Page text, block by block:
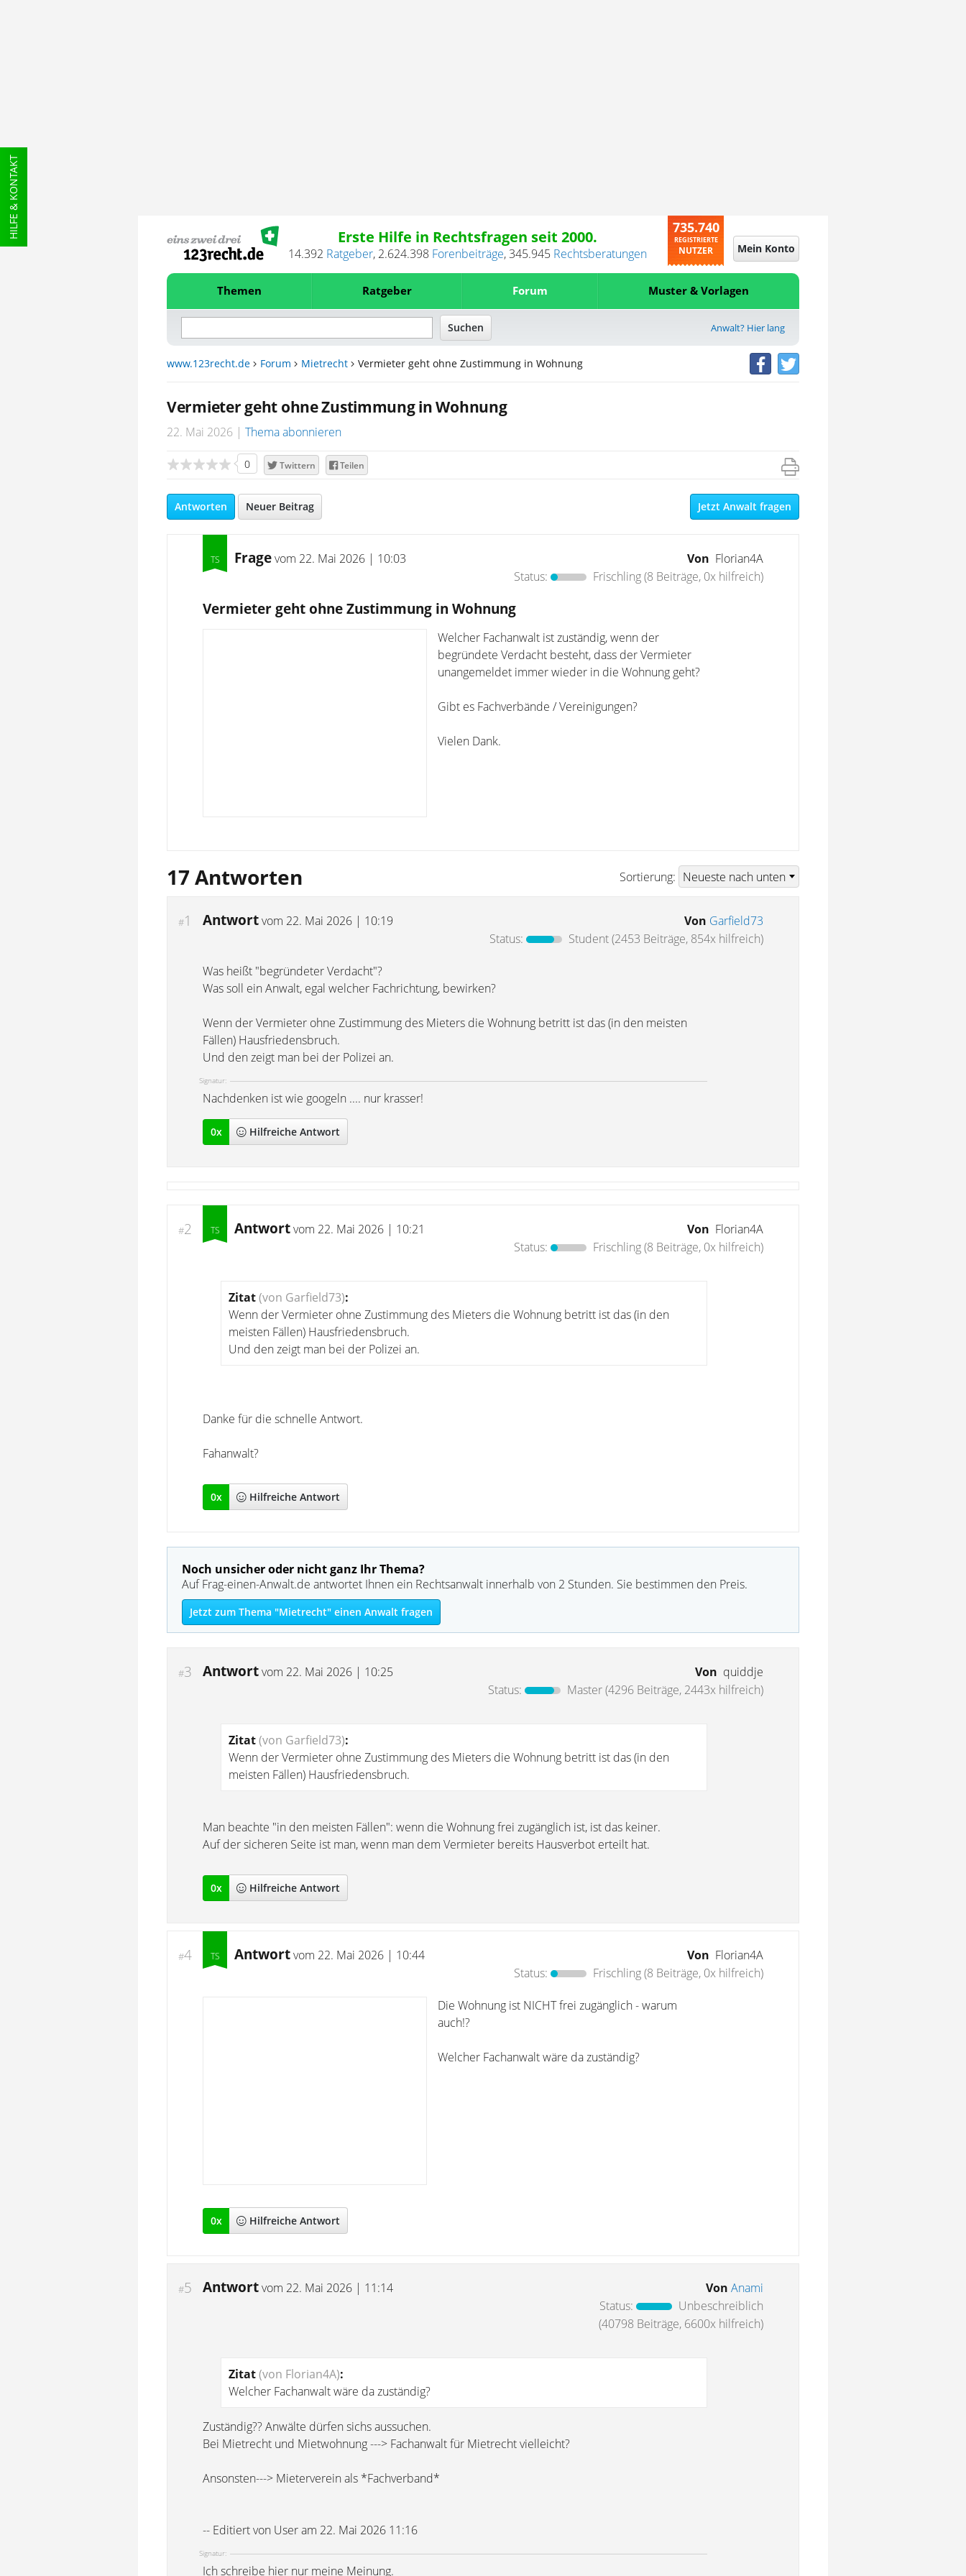
HILFE & KONTAKT Erste Hilfe in Rechtsfragen seit 2000.
14.392 Ratgeber, 2.624.398 Forenbeiträge,345.945 Rechtsberatungen
735.740
REGISTRIERTE
NUTZER Mein Konto
Themen Ratgeber Forum Muster & Vorlagen
Anwalt? Hier lang
www.123recht.de Forum Mietrecht Vermieter geht ohne Zustimmung in Wohnung
Vermieter geht ohne Zustimmung in Wohnung
22. Mai 2026 Thema abonnieren
0 Twittern Teilen
Antworten Neuer Beitrag Jetzt Anwalt fragen
Fragevom 22. Mai 2026 | 10:03 Von Florian4A
Status:
Frischling(8 Beiträge, 0x hilfreich)
Vermieter geht ohne Zustimmung in Wohnung
Welcher Fachanwalt ist zuständig, wenn der
begründete Verdacht besteht, dass der Vermieter
unangemeldet immer wieder in die Wohnung geht?
Gibt es Fachverbände / Vereinigungen?
Vielen Dank.
17 Antworten Sortierung:
#1 Antwortvom 22. Mai 2026 | 10:19 Von Garfield73
Status:
Student(2453 Beiträge, 854x hilfreich)
Was heißt "begründeter Verdacht"?
Was soll ein Anwalt, egal welcher Fachrichtung, bewirken?
Wenn der Vermieter ohne Zustimmung des Mieters die Wohnung betritt ist das (in den meisten
Fällen) Hausfriedensbruch.
Und den zeigt man bei der Polizei an.
Signatur:
Nachdenken ist wie googeln .... nur krasser!
0x Hilfreiche Antwort
#2 Antwortvom 22. Mai 2026 | 10:21 Von Florian4A
Status:
Frischling(8 Beiträge, 0x hilfreich)
Zitat(von Garfield73):
Wenn der Vermieter ohne Zustimmung des Mieters die Wohnung betritt ist das (in den
meisten Fällen) Hausfriedensbruch.
Und den zeigt man bei der Polizei an.
Danke für die schnelle Antwort.
Fahanwalt?
0x Hilfreiche Antwort
Noch unsicher oder nicht ganz Ihr Thema?
Auf Frag-einen-Anwalt.de antwortet Ihnen ein Rechtsanwalt innerhalb von 2 Stunden. Sie bestimmen den Preis.
Jetzt zum Thema "Mietrecht" einen Anwalt fragen
#3 Antwortvom 22. Mai 2026 | 10:25 Von quiddje
Status:
Master(4296 Beiträge, 2443x hilfreich)
Zitat(von Garfield73):
Wenn der Vermieter ohne Zustimmung des Mieters die Wohnung betritt ist das (in den
meisten Fällen) Hausfriedensbruch.
Man beachte "in den meisten Fällen": wenn die Wohnung frei zugänglich ist, ist das keiner.
Auf der sicheren Seite ist man, wenn man dem Vermieter bereits Hausverbot erteilt hat.
0x Hilfreiche Antwort
#4 Antwortvom 22. Mai 2026 | 10:44 Von Florian4A
Status:
Frischling(8 Beiträge, 0x hilfreich)
Die Wohnung ist NICHT frei zugänglich - warum
auch!?
Welcher Fachanwalt wäre da zuständig?
0x Hilfreiche Antwort
#5 Antwortvom 22. Mai 2026 | 11:14 Von Anami
Status:
Unbeschreiblich
(40798 Beiträge, 6600x hilfreich)
Zitat(von Florian4A):
Welcher Fachanwalt wäre da zuständig?
Zuständig?? Anwälte dürfen sichs aussuchen.
Bei Mietrecht und Mietwohnung ---> Fachanwalt für Mietrecht vielleicht?
Ansonsten---> Mieterverein als *Fachverband*
-- Editiert von User am 22. Mai 2026 11:16
Signatur:
Ich schreibe hier nur meine Meinung.